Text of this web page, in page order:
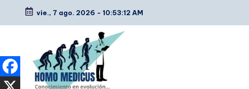
Saltar
contenido
vie., 7 ago. 2026 - 10:53:13 AM